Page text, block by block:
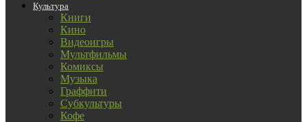
Культура
Книги
Кино
Видеоигры
Мультфильмы
Комиксы
Музыка
Граффити
Субкультуры
Кофе